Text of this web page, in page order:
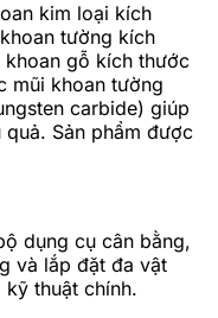
kim loại kích
tường kích
gỗ kích thước
mũi khoan tường
carbide) giúp
Sản phẩm được
dụng cụ cân bằng,
và lắp đặt đa vật
thuật chính.